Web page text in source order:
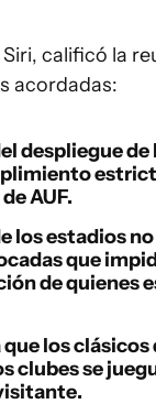
calificó la
acordadas:
despliegue de
AUF.
los estadios
que
de quienes
losclásicos
clubes se
.